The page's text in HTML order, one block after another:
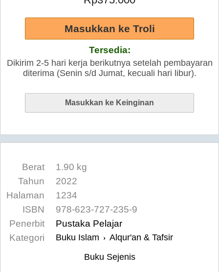
Tersedia:
Dikirim 2-5 hari kerja berikutnya setelah pembayaran
diterima (Senin s/d Jumat, kecuali hari libur).
Berat
1.90 kg
Tahun
2022
Halaman
1234
ISBN
978-623-727-235-9
Penerbit
Pustaka Pelajar
Kategori
Buku Islam › Alqur'an & Tafsir
Buku Sejenis